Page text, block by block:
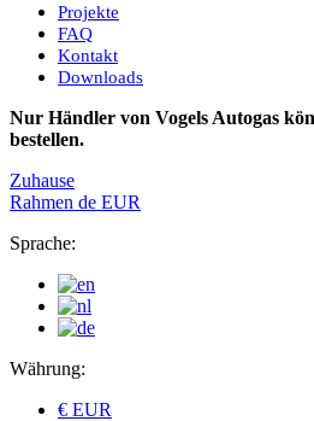
Projekte
FAQ
Kontakt
Downloads
Nur Händler von Vogels Autogas
bestellen.
Zuhause
Rahmen de EUR
Sprache:
Währung:
€ EUR